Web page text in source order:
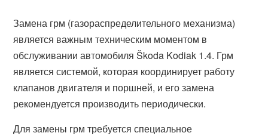
Замена грм (газораспределительного механизма)
является важным техническим моментом в
обслуживании автомобиля Škoda Kodiak 1.4. Грм
является системой, которая координирует работу
клапанов двигателя и поршней, и его замена
рекомендуется производить периодически.
Для замены грм требуется специальное